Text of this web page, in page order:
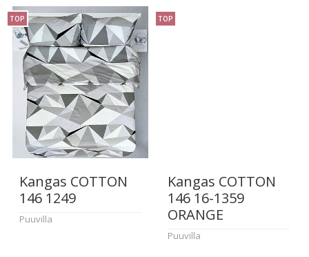
TOP
Kangas COTTON
146 1249
Puuvilla
TOP
Kangas COTTON
146 16-1359
ORANGE
Puuvilla